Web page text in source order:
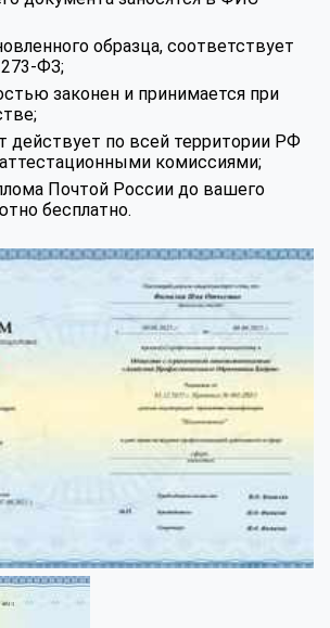
образца, соответствует
ФЗ;
законен и принимается при
действует по всей территории РФ
аттестационными комиссиями;
Почтой России до вашего
бесплатно.